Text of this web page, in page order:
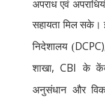
अपराध एवं
सहायता मिल सके।
निदेशालय (
शाखा, CBIके
अनुसंधान और